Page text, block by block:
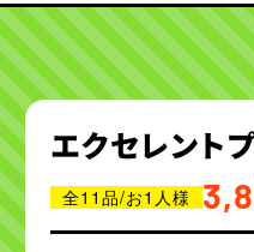
お1人様6,000円〜
人
50名様以下
100名様以下
エクセレント
全11品/お1人様